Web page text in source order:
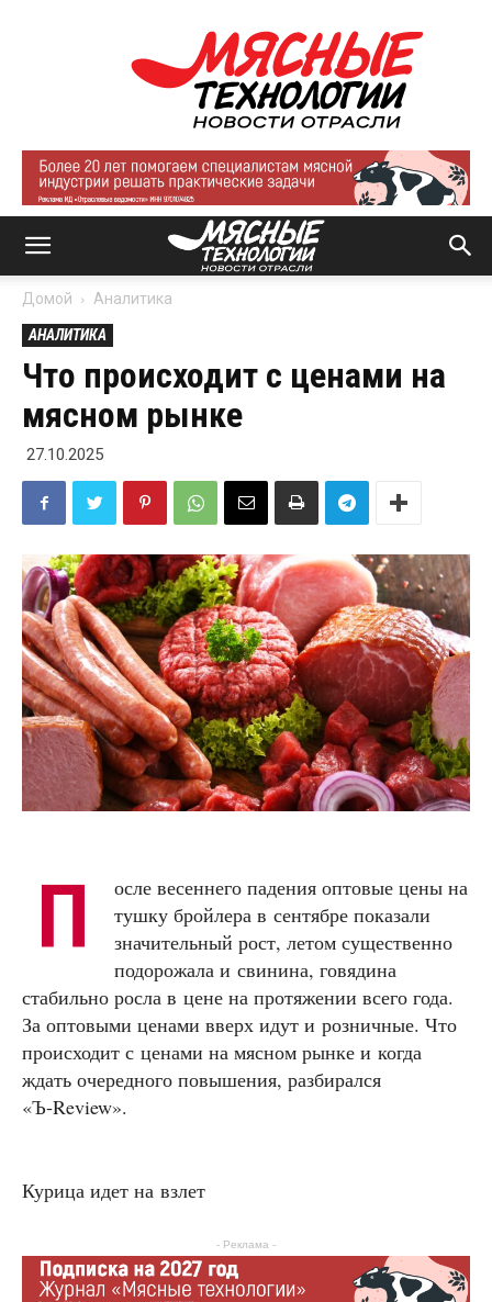
Мясные
технологии
|
Новости
отрасли
Домой Аналитика
АНАЛИТИКА
Что происходит с ценами на
мясном рынке
27.10.2025
П
осле весеннего падения оптовые цены на
тушку бройлера в сентябре показали
значительный рост, летом существенно
подорожала и свинина, говядина
стабильно росла в цене на протяжении всего года.
За оптовыми ценами вверх идут и розничные. Что
происходит с ценами на мясном рынке и когда
ждать очередного повышения, разбирался
«Ъ‑Review».
Курица идет на взлет
- Реклама -